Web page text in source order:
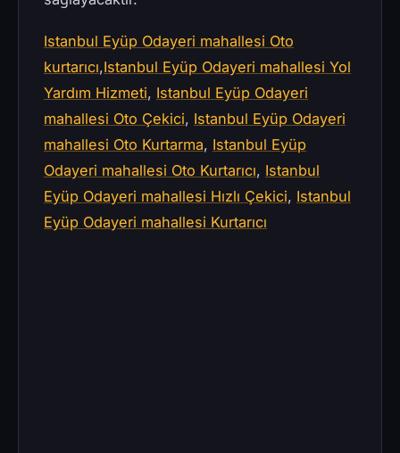
Istanbul Eyüp Odayeri mahallesi Oto
kurtarıcı,Istanbul Eyüp Odayeri mahallesi Yol
Yardım Hizmeti, Istanbul Eyüp Odayeri
mahallesi Oto Çekici, Istanbul Eyüp Odayeri
mahallesi Oto Kurtarma, Istanbul Eyüp
Odayeri mahallesi Oto Kurtarıcı, Istanbul
Eyüp Odayeri mahallesi Hızlı Çekici, Istanbul
Eyüp Odayeri mahallesi Kurtarıcı